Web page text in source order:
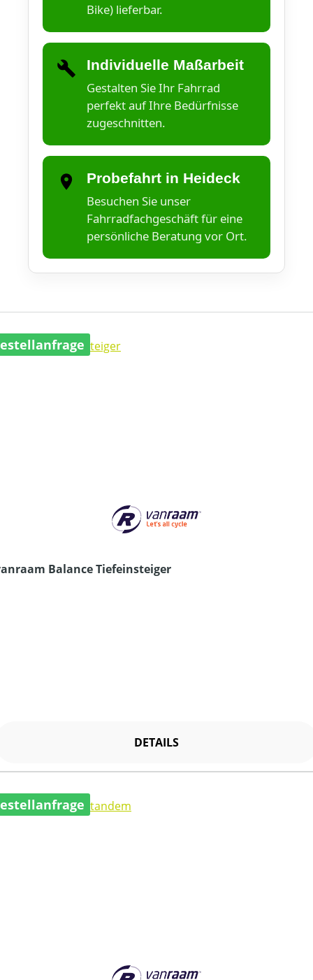
Bike) lieferbar.
Individuelle Maßarbeit
Gestalten Sie Ihr Fahrrad
perfekt auf Ihre Bedürfnisse
zugeschnitten.
Probefahrt in Heideck
Besuchen Sie unser
Fahrradfachgeschäft für eine
persönliche Beratung vor Ort.
Balance Tiefeinsteiger
DETAILS